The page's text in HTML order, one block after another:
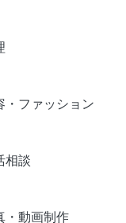
・ファッション
相談
・動画制作